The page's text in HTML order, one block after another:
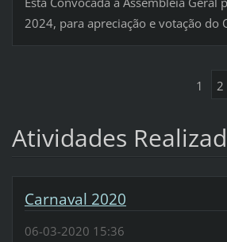
2024, para apreciação e votação do
1 2
Atividades
Carnaval 2020
06-03-2020 15:36